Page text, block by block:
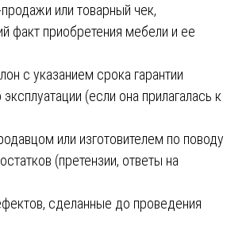
или товарный чек,
факт приобретения мебели и ее
с указанием срока гарантии
(если она прилагалась к
или изготовителем по поводу
(претензии, ответы на
сделанные до проведения